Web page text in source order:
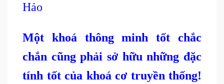
Hảo
Một khoá thông minh tốt chắc
chắn cũng phải sở hữu những đặc
tính tốt của khoá cơ truyền thống!